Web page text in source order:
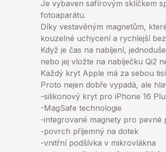
Je vybaven safírovým sklíčkem
fotoaparátu.
Díky vestavěným magnetům,
kouzelné uchycení a rychlejší
Když je čas na nabíjení,
nebo jej vložte na nabíječku Qi2
Každý kryt Apple má za sebou
Proto nejen dobře vypadá, ale
-silikonový kryt pro iPhone 16
-MagSafe technologie
-integrované magnety pro
-povrch příjemný na dotek
-vnitřní podšívka v mikrovlákna